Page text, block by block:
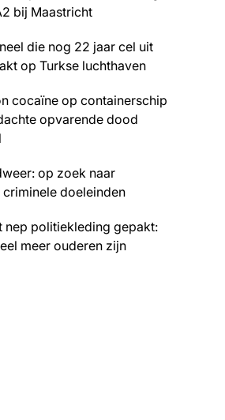
bij Maastricht
die nog 22 jaar cel uit
op Turkse luchthaven
cocaïne op containerschip
opvarende dood
op zoek naar
doeleinden
nep politiekleding gepakt:
meer ouderen zijn